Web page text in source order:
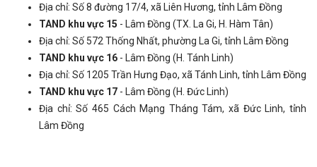
Địa chỉ: Số 8 đường 17/4, xã Liên Hương, tỉnh Lâm Đồng
TAND khu vực 15 - Lâm Đồng (TX. La Gi, H. Hàm Tân)
Địa chỉ: Số 572 Thống Nhất, phường La Gi, tỉnh Lâm Đồng
TAND khu vực 16 - Lâm Đồng (H. Tánh Linh)
Địa chỉ: Số 1205 Trần Hưng Đạo, xã Tánh Linh, tỉnh Lâm Đồng
TAND khu vực 17 - Lâm Đồng (H. Đức Linh)
Địa chỉ: Số 465 Cách Mạng Tháng Tám, xã Đức Linh, tỉnh
Lâm Đồng